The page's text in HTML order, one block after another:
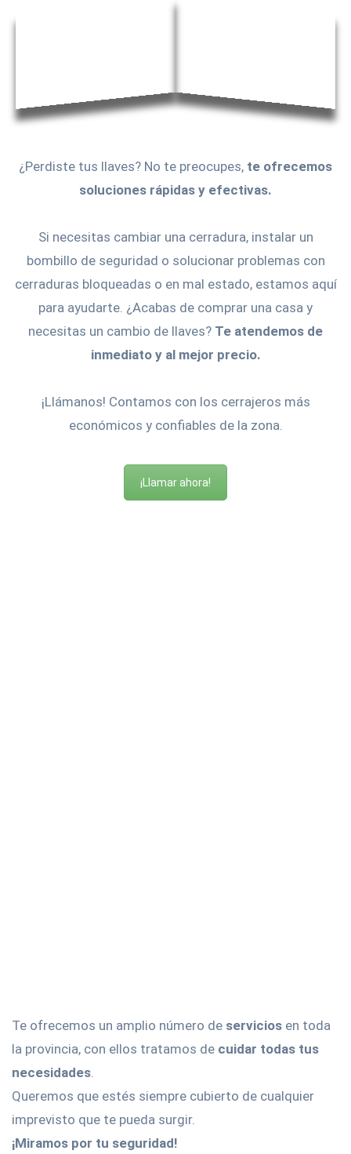
¿Perdiste tus llaves? No te preocupes, te ofrecemos
soluciones rápidas y efectivas.
Si necesitas cambiar una cerradura, instalar un
bombillo de seguridad o solucionar problemas con
cerraduras bloqueadas o en mal estado, estamos aquí
para ayudarte. ¿Acabas de comprar una casa y
necesitas un cambio de llaves? Te atendemos de
inmediato y al mejor precio.
¡Llámanos! Contamos con los cerrajeros más
económicos y confiables de la zona.
¡Llamar ahora!
Te ofrecemos un amplio número de servicios en toda
la provincia, con ellos tratamos de cuidar todas tus
necesidades
Queremos que estés siempre cubierto de cualquier
imprevisto que te pueda surgir.
¡Miramos por tu seguridad!